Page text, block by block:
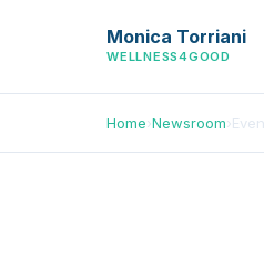
Monica Torriani
WELLNESS4GOOD
Home›Newsroom›